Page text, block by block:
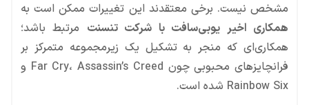
مشخص نیست. برخی معتقدند این تغییرات ممکن است به
همکاری اخیر یوبی‌سافت با شرکت تنسنت مرتبط باشد؛
همکاری‌ای که منجر به تشکیل یک زیرمجموعه متمرکز بر
فرانچایزهای محبوبی چون Far Cry، Assassin’s Creed و
Rainbow Six شده است.